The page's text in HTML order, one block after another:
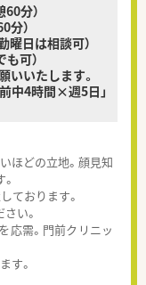
分）
分）
曜日は相談可）
可）
いたします。
中4時間×週5日」
ほどの立地。顔見知
ております。
い。
応需。門前クリニッ
す。